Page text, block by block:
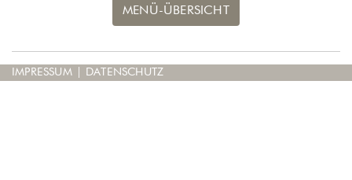
MENÜ-ÜBERSICHT
IMPRESSUM DATENSCHUTZ